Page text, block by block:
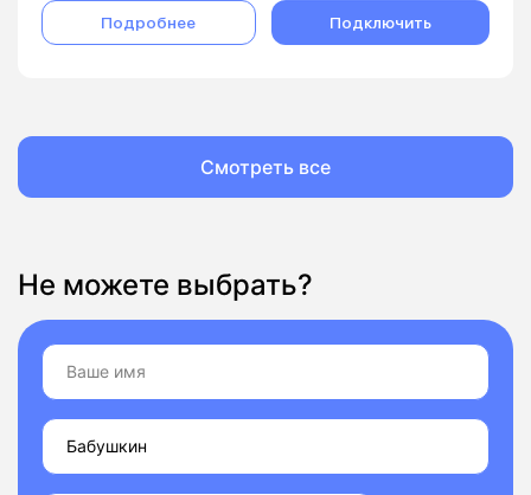
Не можете выбрать?
Подробнее Подключить
Смотреть все